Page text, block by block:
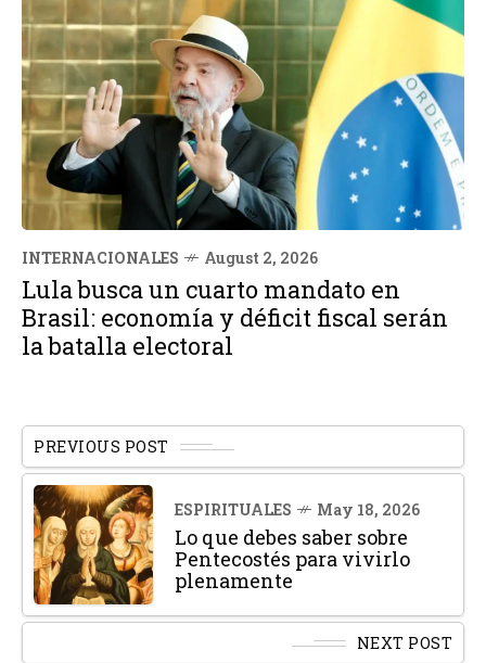
INTERNACIONALES August 2, 2026
Lula busca un cuarto mandato en
Brasil: economía y déficit fiscal serán
la batalla electoral
PREVIOUS POST
ESPIRITUALES May 18, 2026
Lo que debes saber sobre
Pentecostés para vivirlo
plenamente
NEXT POST